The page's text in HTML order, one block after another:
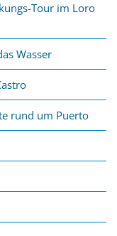
Tour im Loro
Wasser
rund um Puerto